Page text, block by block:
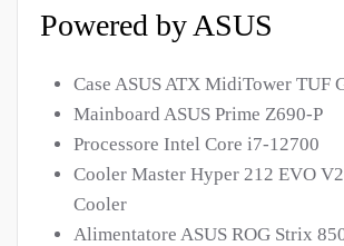
Powered by ASUS
Case ASUS ATX MidiTower TUF
Mainboard ASUS Prime Z690-P
Processore Intel Core i7-12700
Cooler Master Hyper 212 EVO
Cooler
Alimentatore ASUS ROG Strix